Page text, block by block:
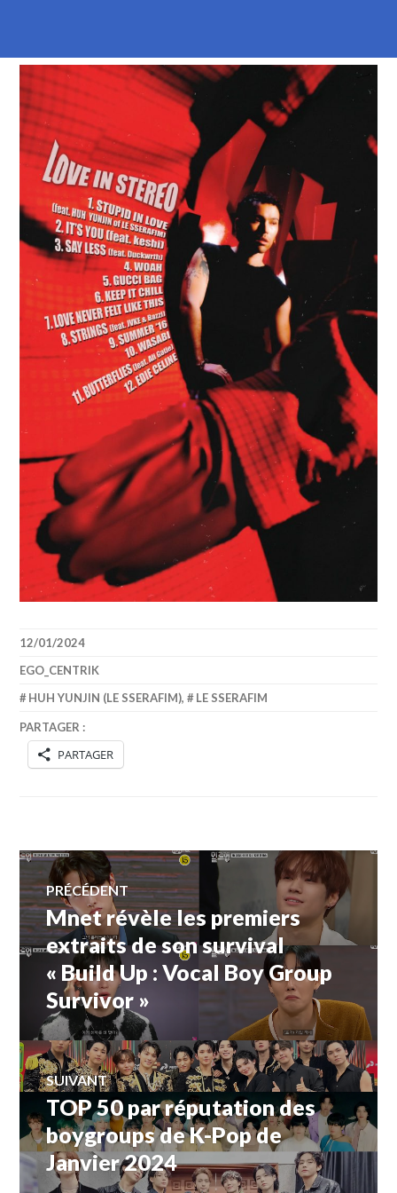
12/01/2024
EGO_CENTRIK
HUH YUNJIN (LE SSERAFIM), LE SSERAFIM
PARTAGER :
PARTAGER
Navigation
de
l’article
PRÉCÉDENT
Article
précédent :
Mnet révèle les premiers
extraits de son survival
« Build Up : Vocal Boy Group
Survivor »
SUIVANT
Article
Suivant:
TOP 50 par réputation des
boygroups de K-Pop de
Janvier 2024